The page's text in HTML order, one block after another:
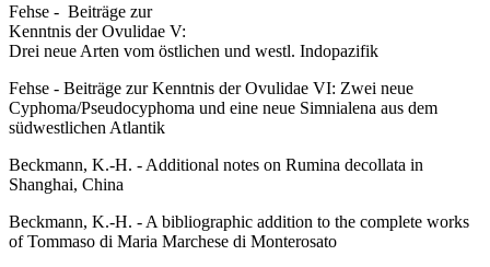
Fehse - Beiträge zur
Kenntnis der Ovulidae V:
Drei neue Arten vom östlichen und westl. Indopazifik
Fehse - Beiträge zur Kenntnis der Ovulidae VI: Zwei neue
Cyphoma/Pseudocyphoma und eine neue Simnialena aus dem
südwestlichen Atlantik
Beckmann, K.-H. - Additional notes on Rumina decollata in
Shanghai, China
Beckmann, K.-H. - A bibliographic addition to the complete works
of Tommaso di Maria Marchese di Monterosato